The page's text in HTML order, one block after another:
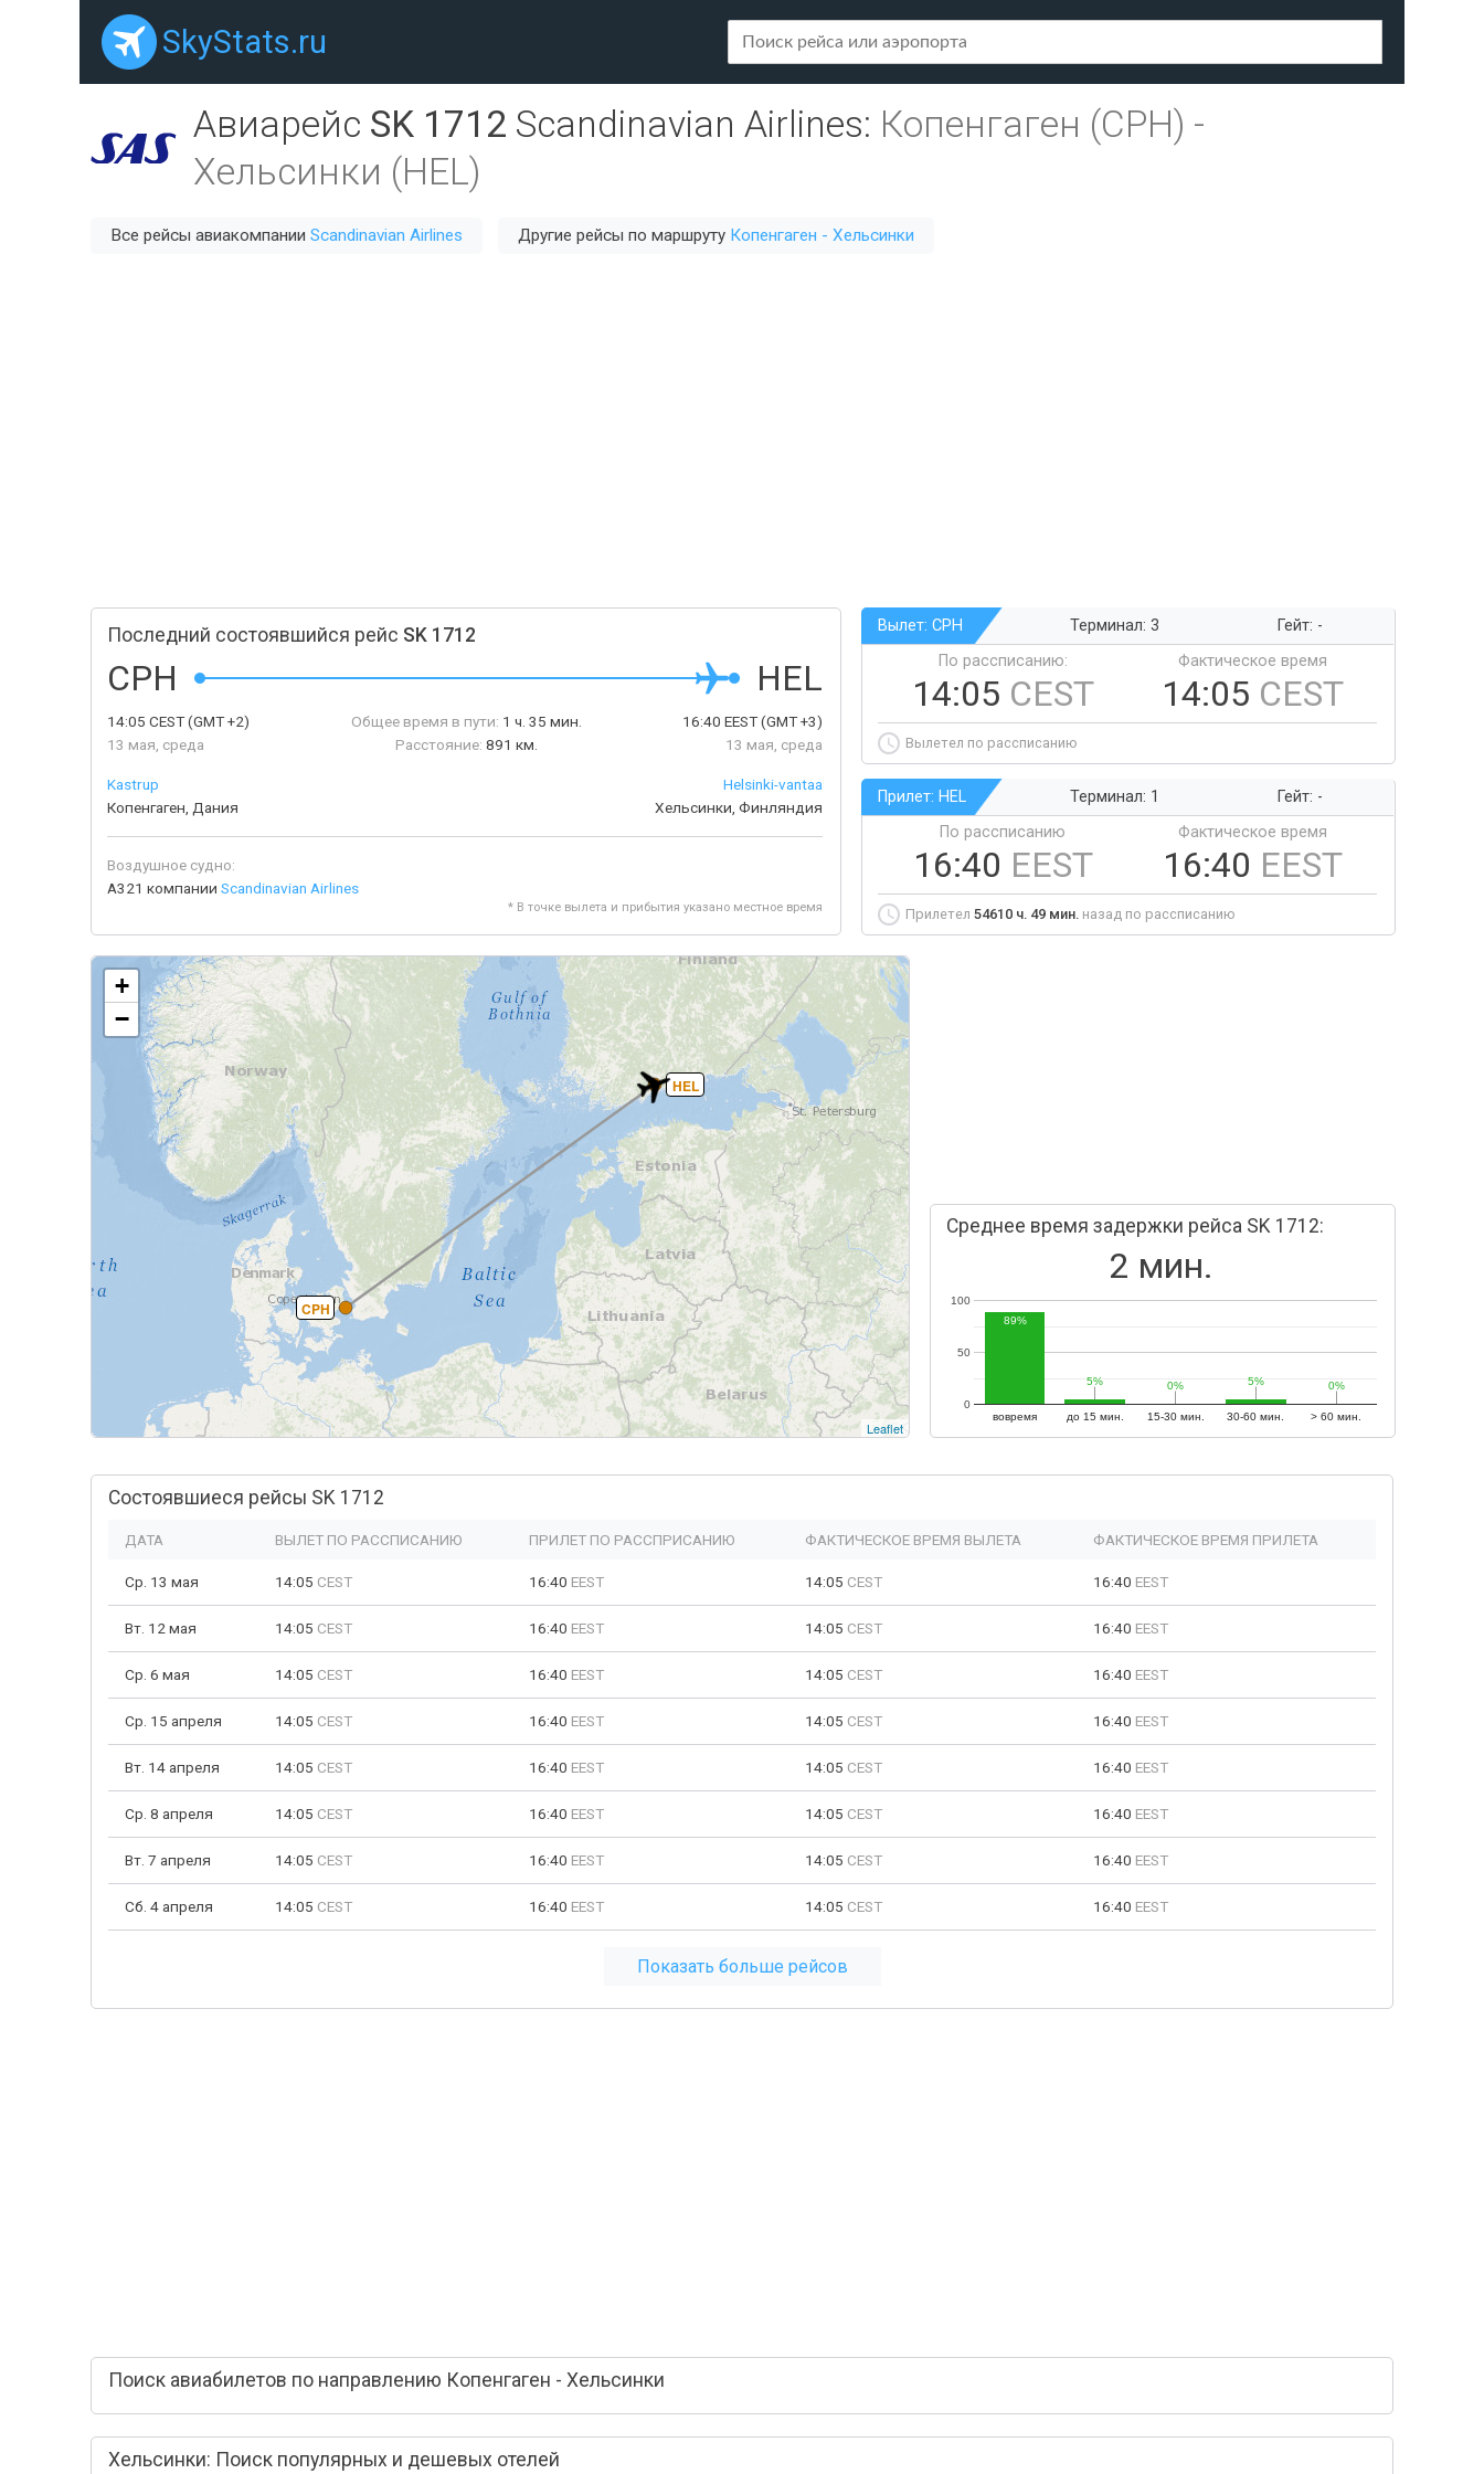
SkyStats.ru
Авиарейс SK 1712 Scandinavian Airlines: Копенгаген (CPH) -
Хельсинки (HEL)
Все рейсы авиакомпании Scandinavian Airlines Другие рейсы по маршруту Копенгаген - Хельсинки
Последний состоявшийся рейс SK 1712
CPH HEL
14:05 CEST(GMT +2)
13 мая, среда
Общее время в пути: 1 ч. 35 мин.
Расстояние: 891 км.
16:40 EEST(GMT +3)
13 мая, среда
Kastrup
Копенгаген, Дания
Helsinki-vantaa
Хельсинки, Финляндия
Воздушное судно:
A321 компании Scandinavian Airlines
* В точке вылета и прибытия указано местное время
Вылет: CPH Терминал: 3
Гейт: -
По рассписанию:
14:05 CEST
Фактическое время
14:05 CEST
Вылетел по рассписанию
Прилет: HEL Терминал: 1
Гейт: -
По рассписанию
16:40 EEST
Фактическое время
16:40 EEST
Прилетел 54610 ч. 49 мин. назад по рассписанию
CPH
HEL
+
−
Leaflet
Среднее время задержки рейса SK 1712:
2 мин.
вовремя до 15 мин. 15-30 мин. 30-60 мин. > 60 мин.
0
50
100
89%
5%
5% 0%
0% 5%
5% 0%
0%
Состоявшиеся рейсы SK 1712
ДАТА ВЫЛЕТ ПО РАССПИСАНИЮ ПРИЛЕТ ПО РАССПРИСАНИЮ ФАКТИЧЕСКОЕ ВРЕМЯ ВЫЛЕТА ФАКТИЧЕСКОЕ ВРЕМЯ ПРИЛЕТА
Ср. 13 мая 14:05 CEST 16:40 EEST 14:05 CEST 16:40 EEST
Вт. 12 мая 14:05 CEST 16:40 EEST 14:05 CEST 16:40 EEST
Ср. 6 мая 14:05 CEST 16:40 EEST 14:05 CEST 16:40 EEST
Ср. 15 апреля 14:05 CEST 16:40 EEST 14:05 CEST 16:40 EEST
Вт. 14 апреля 14:05 CEST 16:40 EEST 14:05 CEST 16:40 EEST
Ср. 8 апреля 14:05 CEST 16:40 EEST 14:05 CEST 16:40 EEST
Вт. 7 апреля 14:05 CEST 16:40 EEST 14:05 CEST 16:40 EEST
Сб. 4 апреля 14:05 CEST 16:40 EEST 14:05 CEST 16:40 EEST
Показать больше рейсов
Поиск авиабилетов по направлению Копенгаген - Хельсинки
Хельсинки: Поиск популярных и дешевых отелей